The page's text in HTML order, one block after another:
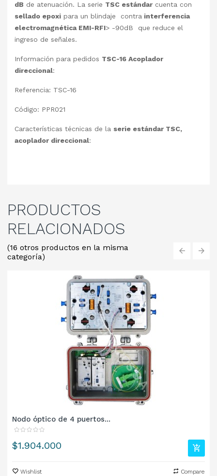
dB de atenuación. La serie TSC estándar cuenta con
sellado epoxi para un blindaje contra interferencia
electromagnética EMI-RFI> -90dB que reduce el
ingreso de señales.
Información para pedidos TSC-16 Acoplador
direccional:
Referencia: TSC-16
Código: PPR021
Características técnicas de la serie estándar TSC,
acoplador direccional:
PRODUCTOS
RELACIONADOS
(16 otros productos en la misma
categoría)
Nodo óptico de 4 puertos...
Precio
$1.904.000
Wishlist Compare